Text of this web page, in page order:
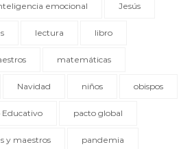
emocional Jesús
lectura libro
matemáticas
Navidad niños obispos
Educativo pacto global
y maestros pandemia